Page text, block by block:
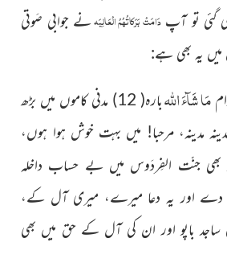
کی گئی تو آپدَامَتْ بَرَکاتُہُمُ الْعَالِیَہنے جوابی صَوتی
میں یہ بھی ہے:
مَا شَآءَاللّٰہ
بارہ( 12) مدنی کاموں میں بڑھ
مدینہ، مرحبا! میں بہت خوش ہوا ہوں،
جنّت الفِردَوس میں بے حساب داخلہ
اور یہ دعا میرے، میری آل کے،
ساجد باپو اور ان کی آل کے حق میں بھی